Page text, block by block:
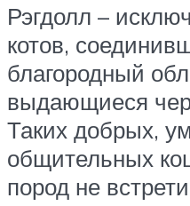
Рэгдолл –
котов,
благородный
выдающиеся
Таких добрых,
общительных
пород не